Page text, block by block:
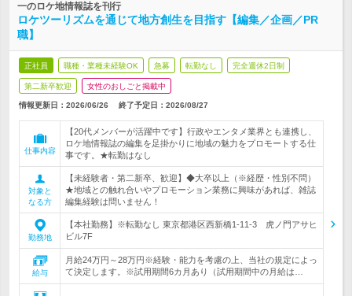
一のロケ地情報誌を刊行
ロケツーリズムを通じて地方創生を目指す【編集／企画／PR
職】
正社員 職種・業種未経験OK 急募 転勤なし 完全週休2日制
第二新卒歓迎 女性のおしごと掲載中
情報更新日：2026/06/26 終了予定日： 2026/08/27
仕事内容
【20代メンバーが活躍中です】行政やエンタメ業界とも連携し、
ロケ地情報誌の編集を足掛かりに地域の魅力をプロモートする仕
事です。★転勤はなし
対象と
なる方
【未経験者・第二新卒、歓迎】◆大卒以上（※経歴・性別不問）
★地域との触れ合いやプロモーション業務に興味があれば、雑誌
編集経験は問いません！
勤務地
【本社勤務】※転勤なし 東京都港区西新橋1-11-3 虎ノ門アサヒ
ビル7F
給与
月給24万円～28万円※経験・能力を考慮の上、当社の規定によっ
て決定します。※試用期間6カ月あり（試用期間中の月給は…